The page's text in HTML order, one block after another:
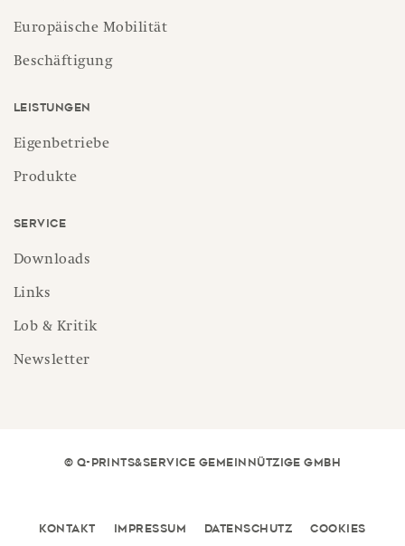
Europäische Mobilität
Beschäftigung
Leistungen
Eigenbetriebe
Produkte
Service
Downloads
Links
Lob & Kritik
Newsletter
© Q-PRINTS&SERVICE GEMEINNÜTZIGE GMBH
Kontakt Impressum Datenschutz Cookies